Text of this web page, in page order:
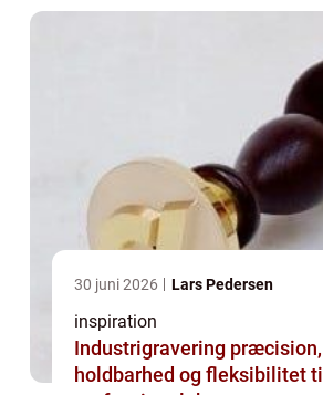
30 juni 2026 Lars Pedersen
inspiration
Industrigravering præcision,
holdbarhed og fleksibilitet til